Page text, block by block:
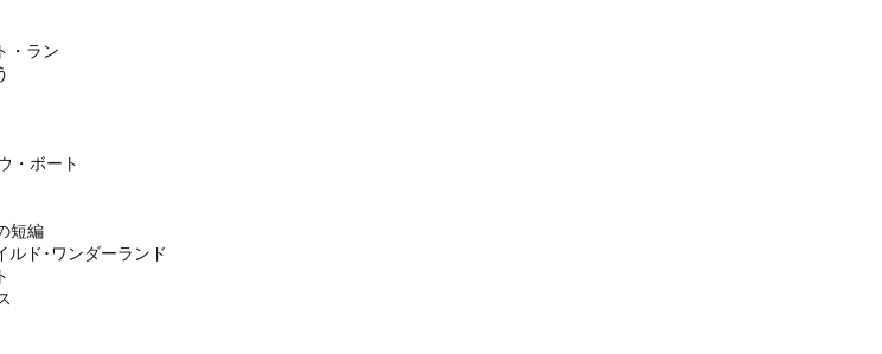
・ラン
・ボート
短編
ド･ワンダーランド